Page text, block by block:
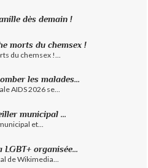
dès demain !
morts du chemsex !
du chemsex !...
les malades...
AIDS 2026 se...
municipal ...
et...
organisée...
de Wikimedia...